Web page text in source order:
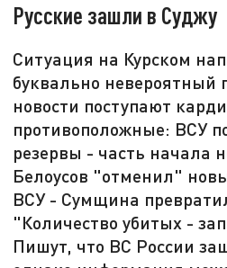
Русские зашли в Суджу
Ситуация на Курском
буквально невероятный
новости поступают
противоположные: ВСУ
резервы - часть начала
Белоусов "отменил"
ВСУ - Сумщина
"Количество убитых -
Пишут, что ВС России